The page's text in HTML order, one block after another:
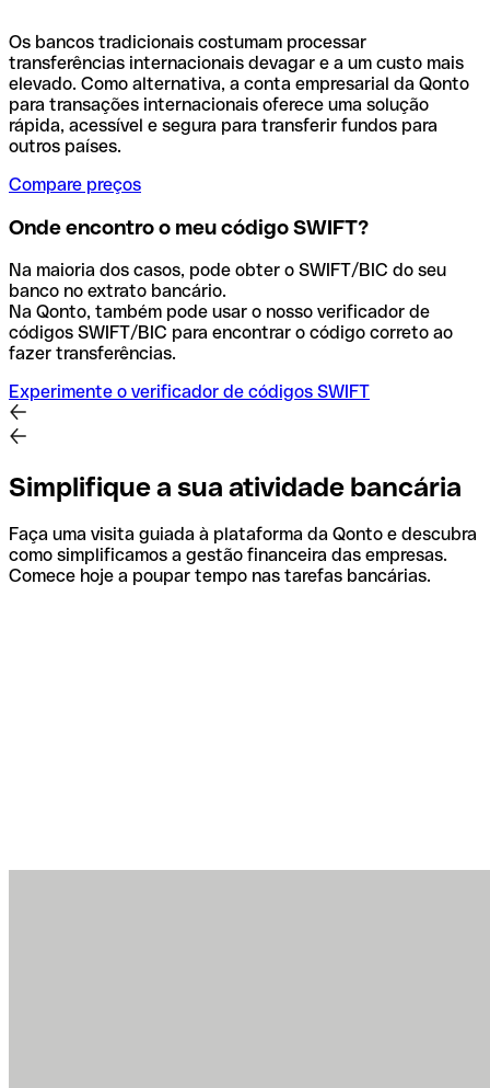
Os bancos tradicionais costumam processar
transferências internacionais devagar e a um custo mais
elevado. Como alternativa, a conta empresarial da Qonto
para transações internacionais oferece uma solução
rápida, acessível e segura para transferir fundos para
outros países.
Compare preços
Onde encontro o meu código SWIFT?
Na maioria dos casos, pode obter o SWIFT/BIC do seu
banco no extrato bancário.
Na Qonto, também pode usar o nosso verificador de
códigos SWIFT/BIC para encontrar o código correto ao
fazer transferências.
Experimente o verificador de códigos SWIFT
Simplifique a sua atividade bancária
Faça uma visita guiada à plataforma da Qonto e descubra
como simplificamos a gestão financeira das empresas.
Comece hoje a poupar tempo nas tarefas bancárias.